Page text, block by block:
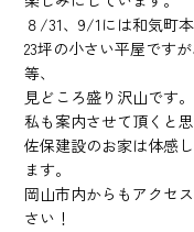
８/31、9/1には和気町
23坪の小さい平屋です
等、
見どころ盛り沢山です。
私も案内させて頂くと
佐保建設のお家は体感
ます。
岡山市内からもアクセ
さい！